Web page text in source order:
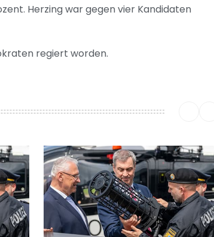
Herzing war gegen vier Kandidaten
regiert worden.